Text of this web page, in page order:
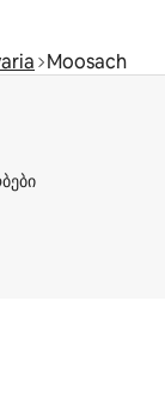
Moosach